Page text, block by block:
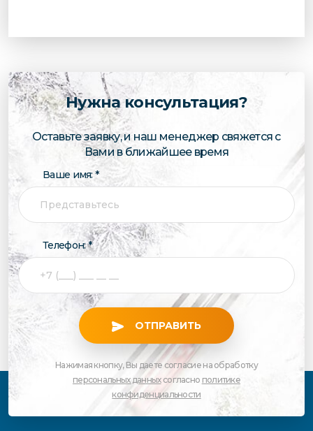
Нужна консультация?
Оставьте заявку, и наш менеджер свяжется с
Вами в ближайшее время
Ваше имя: *
Телефон: *
ОТПРАВИТЬ
Нажимая кнопку, Вы даете согласие на обработку
персональных данныхсогласно политике
конфиденциальности